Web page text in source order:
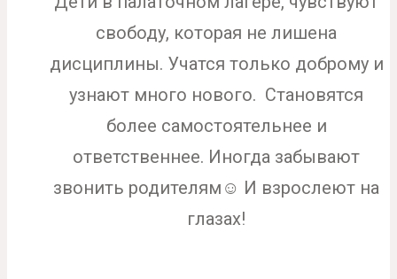
свободу, которая не лишена
дисциплины. Учатся только доброму и
узнают много нового. Становятся
более самостоятельнее и
ответственнее. Иногда забывают
звонить родителям☺️ И взрослеют на
глазах!